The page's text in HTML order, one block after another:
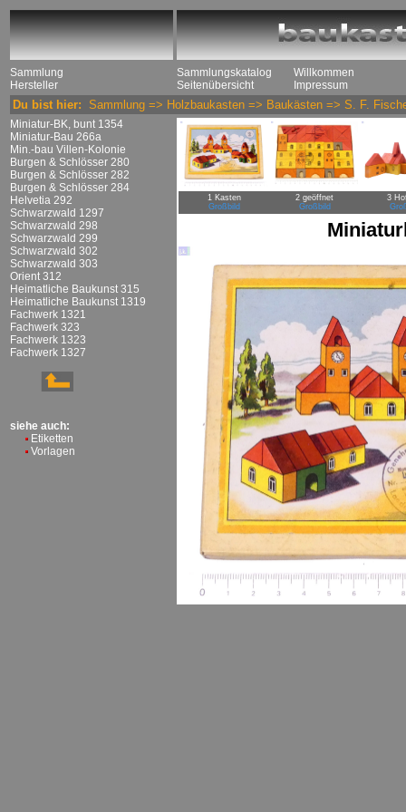
Sammlung
Hersteller
Sammlungskatalog
Seitenübersicht
Willkommen
Impressum
Du bist hier: Sammlung => Holzbaukasten => Baukästen => S. F.
Miniatur-BK, bunt 1354
Miniatur-Bau 266a
Min.-bau Villen-Kolonie
Burgen & Schlösser 280
Burgen & Schlösser 282
Burgen & Schlösser 284
Helvetia 292
Schwarzwald 1297
Schwarzwald 298
Schwarzwald 299
Schwarzwald 302
Schwarzwald 303
Orient 312
Heimatliche Baukunst 315
Heimatliche Baukunst 1319
Fachwerk 1321
Fachwerk 323
Fachwerk 1323
Fachwerk 1327
siehe auch:
Etiketten
Vorlagen
1 Kasten
Großbild
2 geöffnet
Großbild
3